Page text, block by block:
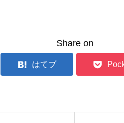
Share on
はてブ